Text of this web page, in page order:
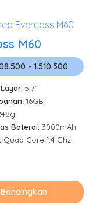
M60
- 1.510.500
5.7"
16GB
Baterai: 3000mAh
Quad Core 1.4 Ghz
Bandingkan